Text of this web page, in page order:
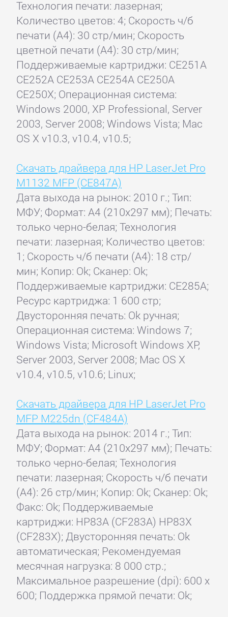
Технология печати: лазерная;
Количество цветов: 4; Скорость ч/б
печати (А4): 30 стр/мин; Скорость
цветной печати (А4): 30 стр/мин;
Поддерживаемые картриджи: CE251A
CE252A CE253A CE254A CE250A
CE250X; Операционная система:
Windows 2000, XP Professional, Server
2003, Server 2008; Windows Vista; Mac
OS X v10.3, v10.4, v10.5;
Скачать драйвера для HP LaserJet Pro
M1132 MFP (CE847A)
Дата выхода на рынок: 2010 г.; Тип:
МФУ; Формат: A4 (210x297 мм); Печать:
только черно-белая; Технология
печати: лазерная; Количество цветов:
1; Скорость ч/б печати (А4): 18 стр/
мин; Копир: Ok; Сканер: Ok;
Поддерживаемые картриджи: CE285A;
Ресурс картриджа: 1 600 стр;
Двусторонняя печать: Ok ручная;
Операционная система: Windows 7;
Windows Vista; Microsoft Windows XP,
Server 2003, Server 2008; Mac OS X
v10.4, v10.5, v10.6; Linux;
Скачать драйвера для HP LaserJet Pro
MFP M225dn (CF484A)
Дата выхода на рынок: 2014 г.; Тип:
МФУ; Формат: A4 (210x297 мм); Печать:
только черно-белая; Технология
печати: лазерная; Скорость ч/б печати
(А4): 26 стр/мин; Копир: Ok; Сканер: Ok;
Факс: Ok; Поддерживаемые
картриджи: HP83A (CF283A) HP83X
(CF283X); Двусторонняя печать: Ok
автоматическая; Рекомендуемая
месячная нагрузка: 8 000 стр.;
Максимальное разрешение (dpi): 600 x
600; Поддержка прямой печати: Ok;